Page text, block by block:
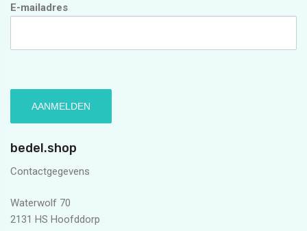
E-mailadres
bedel.shop
Contactgegevens
Waterwolf 70
2131 HS Hoofddorp